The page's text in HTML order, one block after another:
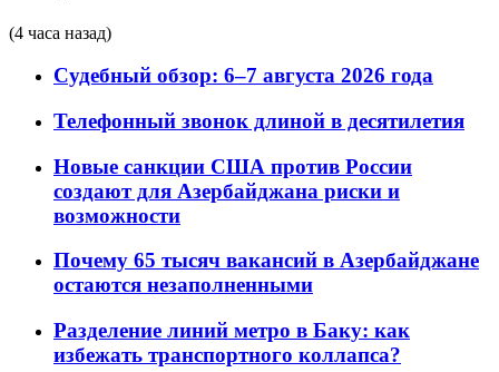
(4 часа назад)
Судебный обзор: 6–7 августа 2026 года
Телефонный звонок длиной в десятилетия
Новые санкции США против России
создают для Азербайджана риски и
возможности
Почему 65 тысяч вакансий в Азербайджане
остаются незаполненными
Разделение линий метро в Баку: как
избежать транспортного коллапса?